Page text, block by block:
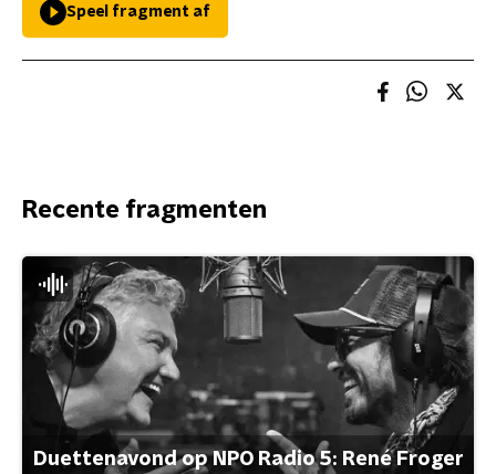
Speel fragment af
Recente fragmenten
Duettenavond op NPO Radio 5: René Froger